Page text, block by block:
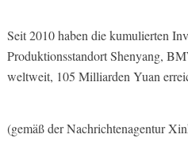
Seit 2010 haben die kumulierten
Produktionsstandort Shenyang,
weltweit, 105 Milliarden Yuan
(gemäß der Nachrichtenagentur